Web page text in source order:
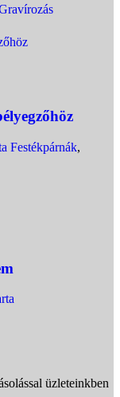
Festékpárnák,
üzleteinkben